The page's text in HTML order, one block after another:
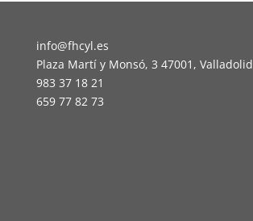
info@fhcyl.es
Plaza Martí y Monsó, 3 47001, Valladolid
983 37 18 21
659 77 82 73